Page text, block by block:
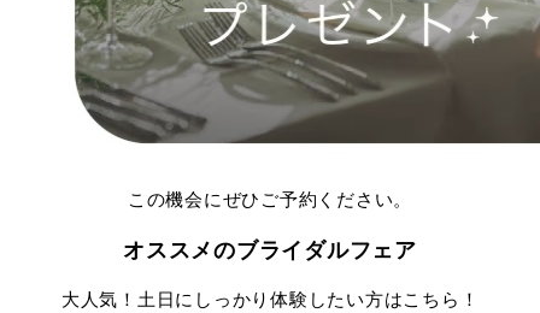
この機会にぜひご予約ください。
オススメのブライダルフェア
大人気！土日にしっかり体験したい方はこちら！